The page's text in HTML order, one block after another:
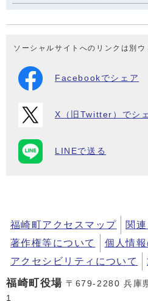
ソーシャルサイトへのリンクは別
Facebookでシェア
X（旧Twitter）でシ
LINEで送る
福崎町アクセスマップ
関
著作権等について
個人情
アクセシビリティについて
福崎町役場 〒679-2280 兵庫
1